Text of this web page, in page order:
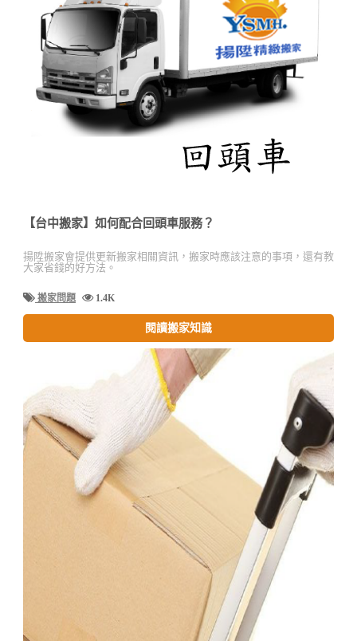
【台中搬家】如何配合回頭車服務？
揚陞搬家會提供更新搬家相關資訊，搬家時應該注意的事項，還有教
大家省錢的好方法。
搬家問題 1.4K
閱讀搬家知識